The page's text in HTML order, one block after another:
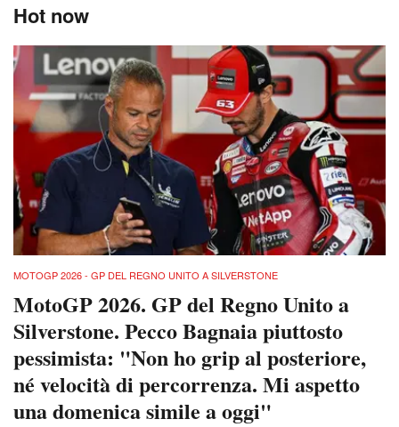
Hot now
MOTOGP 2026 - GP DEL REGNO UNITO A SILVERSTONE
MotoGP 2026. GP del Regno Unito a
Silverstone. Pecco Bagnaia piuttosto
pessimista: "Non ho grip al posteriore,
né velocità di percorrenza. Mi aspetto
una domenica simile a oggi"